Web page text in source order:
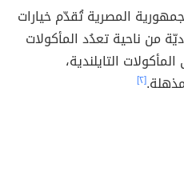
المصرية تُقدّم خيارات
من ناحية تعدُد المأكولات
التايلندية،
[٢]